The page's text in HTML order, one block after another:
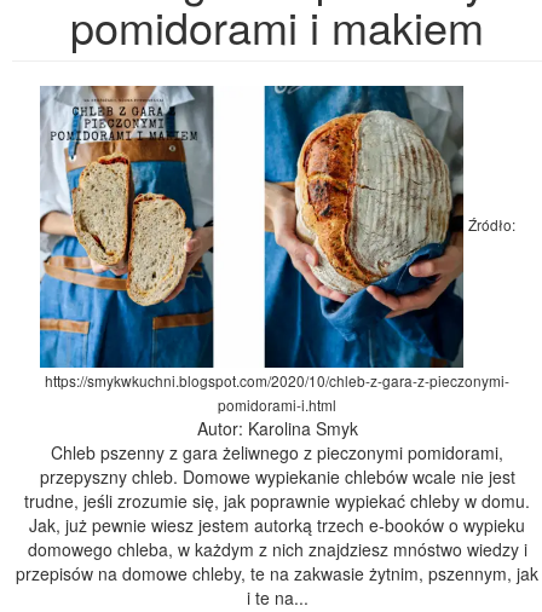
pomidorami i makiem
Źródło:
https://smykwkuchni.blogspot.com/2020/10/chleb-z-gara-z-pieczonymi-
pomidorami-i.html
Autor: Karolina Smyk
Chleb pszenny z gara żeliwnego z pieczonymi pomidorami,
przepyszny chleb. Domowe wypiekanie chlebów wcale nie jest
trudne, jeśli zrozumie się, jak poprawnie wypiekać chleby w domu.
Jak, już pewnie wiesz jestem autorką trzech e-booków o wypieku
domowego chleba, w każdym z nich znajdziesz mnóstwo wiedzy i
przepisów na domowe chleby, te na zakwasie żytnim, pszennym, jak
i te na...